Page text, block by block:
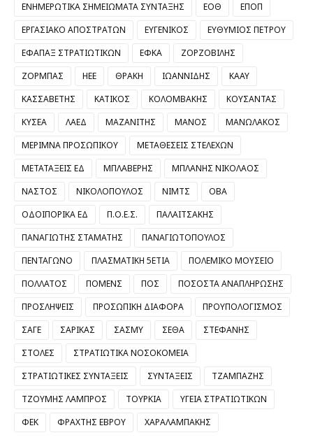
ΕΝΗΜΕΡΩΤΙΚΑ ΣΗΜΕΙΩΜΑΤΑ ΣΥΝΤΑΞΗΣ
ΕΟΘ
ΕΠΟΠ
ΕΡΓΑΣΙΑΚΟ ΑΠΟΣΤΡΑΤΩΝ
ΕΥΓΕΝΙΚΟΣ
ΕΥΘΥΜΙΟΣ ΠΕΤΡΟΥ
ΕΦΑΠΑΞ ΣΤΡΑΤΙΩΤΙΚΩΝ
ΕΦΚΑ
ΖΟΡΖΟΒΙΛΗΣ
ΖΟΡΜΠΑΣ
ΗΕΕ ΘΡΑΚΗ ΙΩΑΝΝΙΔΗΣ
ΚΑΑΥ
ΚΑΣΣΑΒΕΤΗΣ
ΚΑΤΙΚΟΣ ΚΟΛΟΜΒΑΚΗΣ
ΚΟΥΣΑΝΤΑΣ
ΚΥΣΕΑ
ΛΑΕΔ ΜΑΖΑΝΙΤΗΣ ΜΑΝΟΣ
ΜΑΝΩΛΑΚΟΣ
ΜΕΡΙΜΝΑ ΠΡΟΣΩΠΙΚΟΥ
ΜΕΤΑΘΕΣΕΙΣ ΣΤΕΛΕΧΩΝ
ΜΕΤΑΤΑΞΕΙΣ ΕΔ
ΜΠΛΑΒΕΡΗΣ
ΜΠΛΑΝΗΣ ΝΙΚΟΛΑΟΣ
ΝΑΣΤΟΣ
ΝΙΚΟΛΟΠΟΥΛΟΣ ΝΙΜΤΣ
ΟΒΑ
ΟΔΟΙΠΟΡΙΚΑ ΕΔ
Π.Ο.Ε.Σ.
ΠΑΛΑΙΤΣΑΚΗΣ
ΠΑΝΑΓΙΩΤΗΣ ΣΤΑΜΑΤΗΣ
ΠΑΝΑΓΙΩΤΟΠΟΥΛΟΣ
ΠΕΝΤΑΓΩΝΟ
ΠΛΑΣΜΑΤΙΚΗ 5ΕΤΙΑ
ΠΟΛΕΜΙΚΟ ΜΟΥΣΕΙΟ
ΠΟΛΛΑΤΟΣ
ΠΟΜΕΝΣ ΠΟΣ
ΠΟΣΟΣΤΑ ΑΝΑΠΛΗΡΩΣΗΣ
ΠΡΟΣΛΗΨΕΙΣ
ΠΡΟΣΩΠΙΚΗ ΔΙΑΦΟΡΑ
ΠΡΟΥΠΟΛΟΓΙΣΜΟΣ
ΣΑΓΕ
ΣΑΡΙΚΑΣ ΣΑΣΜΥ ΣΕΘΑ
ΣΤΕΦΑΝΗΣ
ΣΤΟΛΕΣ
ΣΤΡΑΤΙΩΤΙΚΑ ΝΟΣΟΚΟΜΕΙΑ
ΣΤΡΑΤΙΩΤΙΚΕΣ ΣΥΝΤΑΞΕΙΣ
ΣΥΝΤΑΞΕΙΣ
ΤΖΑΜΠΑΖΗΣ
ΤΖΟΥΜΗΣ ΛΑΜΠΡΟΣ
ΤΟΥΡΚΙΑ
ΥΓΕΙΑ ΣΤΡΑΤΙΩΤΙΚΩΝ
ΦΕΚ
ΦΡΑΧΤΗΣ ΕΒΡΟΥ ΧΑΡΑΛΑΜΠΑΚΗΣ